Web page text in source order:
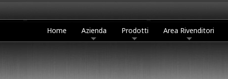
Home Azienda Prodotti Area Rivenditori